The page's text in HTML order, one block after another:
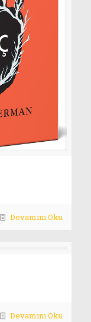
Devamını Oku
Devamını Oku